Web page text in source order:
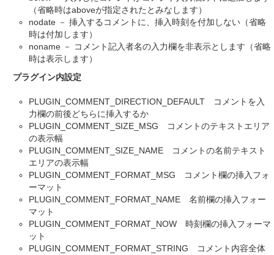
（省略時はaboveが指定されたとみなします）
nodate － 挿入するコメントに、挿入時刻を付加しない（省略
時は付加します）
noname － コメント記入者名の入力欄を非表示とします（省略
時は表示します）
プラグイン内設定
PLUGIN_COMMENT_DIRECTION_DEFAULT コメントを入
力欄の前後どちらに挿入するか
PLUGIN_COMMENT_SIZE_MSG コメントのテキストエリア
の表示幅
PLUGIN_COMMENT_SIZE_NAME コメントの名前テキスト
エリアの表示幅
PLUGIN_COMMENT_FORMAT_MSG コメント欄の挿入フォ
ーマット
PLUGIN_COMMENT_FORMAT_NAME 名前欄の挿入フォー
マット
PLUGIN_COMMENT_FORMAT_NOW 時刻欄の挿入フォーマ
ット
PLUGIN_COMMENT_FORMAT_STRING コメント内容全体